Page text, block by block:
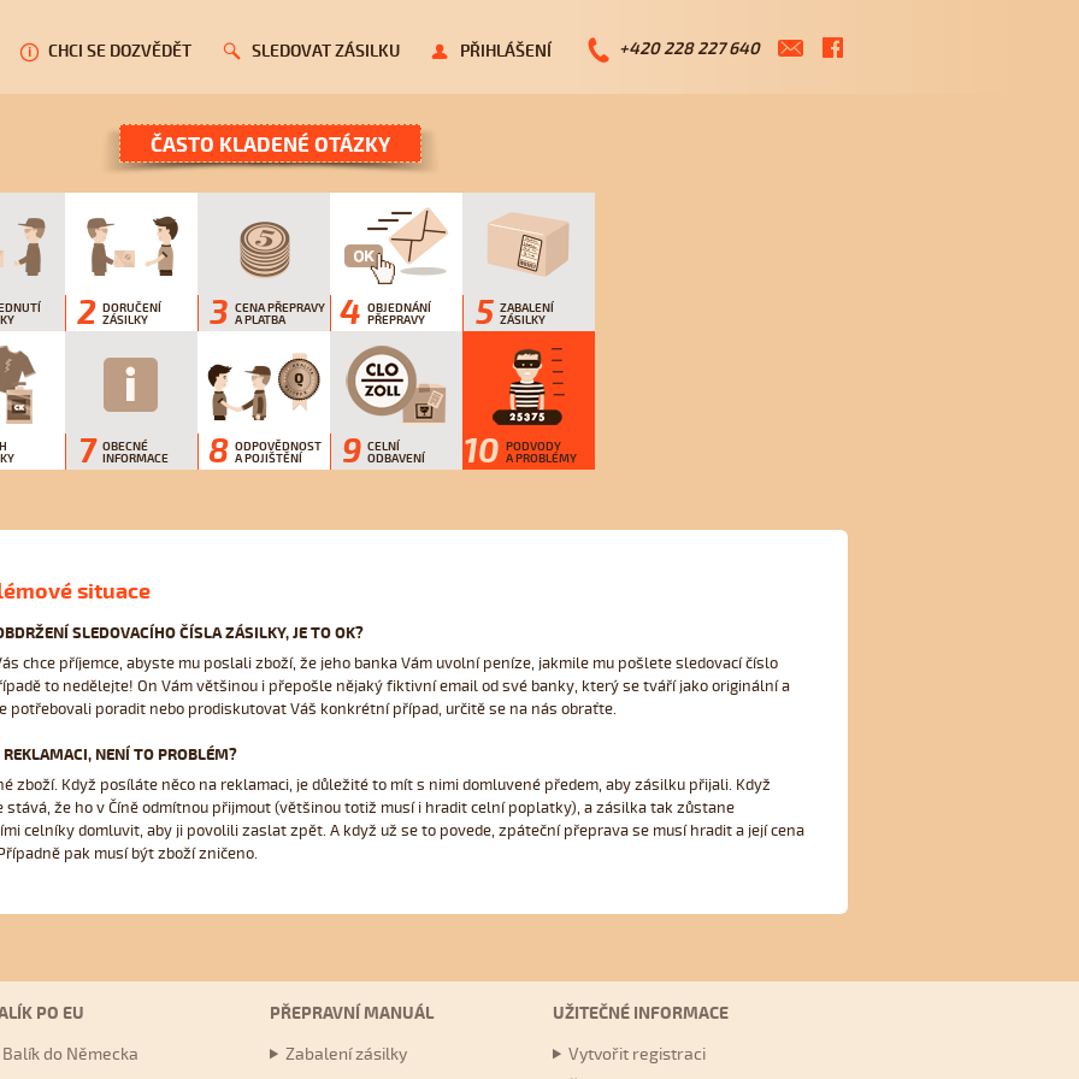
CHCI SE DOZVĚDĚT SLEDOVAT ZÁSILKU PŘIHLÁŠENÍ +420 228 ­227 640
ČASTO KLADENÉ OTÁZKY
2 DORUČENÍ
ZÁSILKY
3 CENA PŘEPRAVY
A PLATBA
4 OBJEDNÁNÍ
PŘEPRAVY
5 ZABALENÍ
ZÁSILKY
7 OBECNÉ
INFORMACE
8 ODPOVĚDNOST
A POJIŠTĚNÍ
9 CELNÍ
ODBAVENÍ
10 PODVODY
A PROBLÉMY
situace
SLEDOVACÍHO ČÍSLA ZÁSILKY, JE TO OK?
chce příjemce, abyste mu poslali zboží, že jeho banka Vám uvolní peníze, jakmile mu pošlete sledovací číslo
to nedělejte! On Vám většinou i přepošle nějaký fiktivní email od své banky, který se tváří jako originální a
potřebovali poradit nebo prodiskutovat Váš konkrétní případ, určitě se na nás obraťte.
NENÍ TO PROBLÉM?
zboží. Když posíláte něco na reklamaci, je důležité to mít s nimi domluvené předem, aby zásilku přijali. Když
stává, že ho v Číně odmítnou přijmout (většinou totiž musí i hradit celní poplatky), a zásilka tak zůstane
celníky domluvit, aby ji povolili zaslat zpět. A když už se to povede, zpáteční přeprava se musí hradit a její cena
pak musí být zboží zničeno.
PO EU
Balík do Německa
PŘEPRAVNÍ MANUÁL
Zabalení zásilky
UŽITEČNÉ INFORMACE
Vytvořit registraci